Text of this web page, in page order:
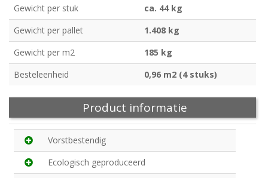
Gewicht per stuk
ca. 44 kg
Gewicht per pallet
1.408 kg
Gewicht per m2
185 kg
Besteleenheid
0,96 m2 (4 stuks)
Product informatie
Vorstbestendig
Ecologisch geproduceerd